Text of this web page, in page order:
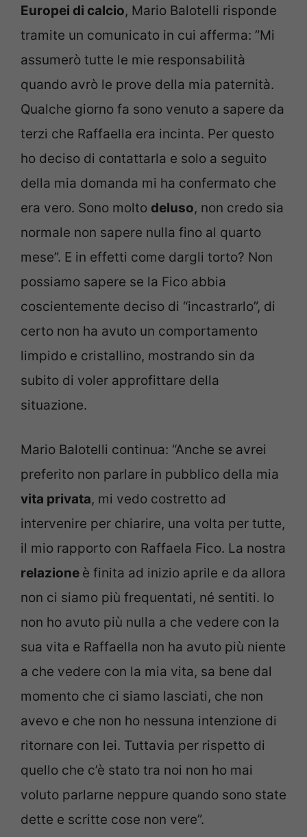
Europei di calcio, Mario Balotelli risponde
tramite un comunicato in cui afferma: ”Mi
assumerò tutte le mie responsabilità
quando avrò le prove della mia paternità.
Qualche giorno fa sono venuto a sapere da
terzi che Raffaella era incinta. Per questo
ho deciso di contattarla e solo a seguito
della mia domanda mi ha confermato che
era vero. Sono molto deluso, non credo sia
normale non sapere nulla fino al quarto
mese”. E in effetti come dargli torto? Non
possiamo sapere se la Fico abbia
coscientemente deciso di “incastrarlo”, di
certo non ha avuto un comportamento
limpido e cristallino, mostrando sin da
subito di voler approfittare della
situazione.
Mario Balotelli continua: “Anche se avrei
preferito non parlare in pubblico della mia
vita privata, mi vedo costretto ad
intervenire per chiarire, una volta per tutte,
il mio rapporto con Raffaela Fico. La nostra
relazione è finita ad inizio aprile e da allora
non ci siamo più frequentati, né sentiti. Io
non ho avuto più nulla a che vedere con la
sua vita e Raffaella non ha avuto più niente
a che vedere con la mia vita, sa bene dal
momento che ci siamo lasciati, che non
avevo e che non ho nessuna intenzione di
ritornare con lei. Tuttavia per rispetto di
quello che c’è stato tra noi non ho mai
voluto parlarne neppure quando sono state
dette e scritte cose non vere”.